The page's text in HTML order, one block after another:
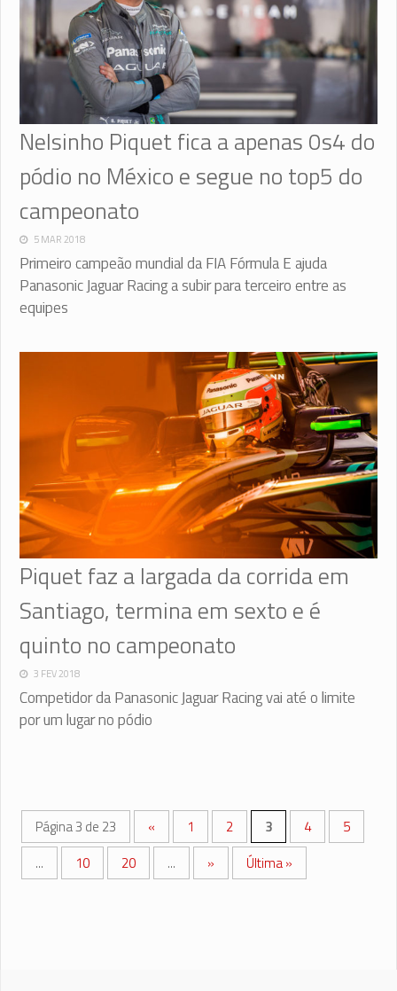
Nelsinho Piquet fica a apenas 0s4 do
pódio no México e segue no top5 do
campeonato
5 MAR 2018
Primeiro campeão mundial da FIA Fórmula E ajuda
Panasonic Jaguar Racing a subir para terceiro entre as
equipes
Piquet faz a largada da corrida em
Santiago, termina em sexto e é
quinto no campeonato
3 FEV 2018
Competidor da Panasonic Jaguar Racing vai até o limite
por um lugar no pódio
Página 3 de 23 « 1 2 3 4
5
...
10 20 ... » Última »